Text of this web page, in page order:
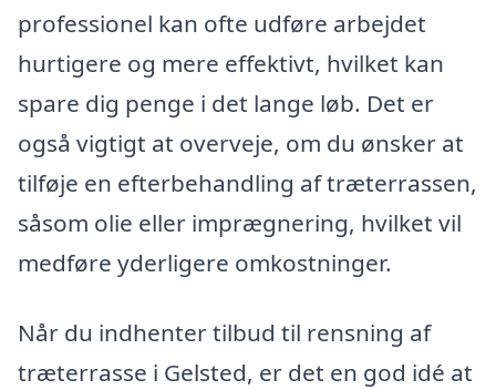
professionel kan ofte udføre arbejdet
hurtigere og mere effektivt, hvilket kan
spare dig penge i det lange løb. Det er
også vigtigt at overveje, om du ønsker at
tilføje en efterbehandling af træterrassen,
såsom olie eller imprægnering, hvilket vil
medføre yderligere omkostninger.
Når du indhenter tilbud til rensning af
træterrasse i Gelsted, er det en god idé at